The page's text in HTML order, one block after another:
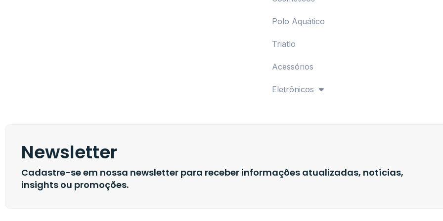
Polo Aquático
Triatlo
Acessórios
Eletrônicos
Newsletter
Cadastre-se em nossa newsletter para receber informações atualizadas, notícias,
insights ou promoções.